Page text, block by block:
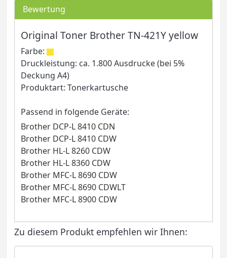
Bewertung
Original Toner Brother TN-421Y yellow
Farbe:
Druckleistung: ca. 1.800 Ausdrucke (bei 5%
Deckung A4)
Produktart: Tonerkartusche
Passend in folgende Geräte:
Brother DCP-L 8410 CDN
Brother DCP-L 8410 CDW
Brother HL-L 8260 CDW
Brother HL-L 8360 CDW
Brother MFC-L 8690 CDW
Brother MFC-L 8690 CDWLT
Brother MFC-L 8900 CDW
Zu diesem Produkt empfehlen wir Ihnen: